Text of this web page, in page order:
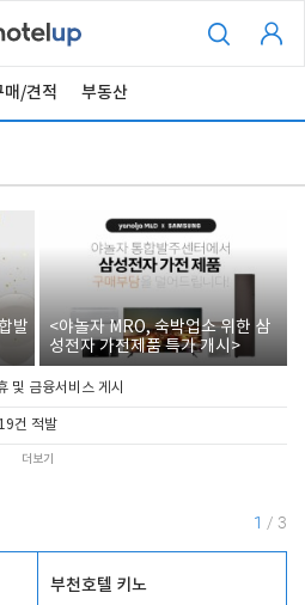
매/견적 부동산
발
<야놀자 MRO, 숙박업소 위한 삼
성전자 가전제품 특가 개시>
및 금융서비스 게시
건 적발
더보기
1 / 3
부천호텔 키노